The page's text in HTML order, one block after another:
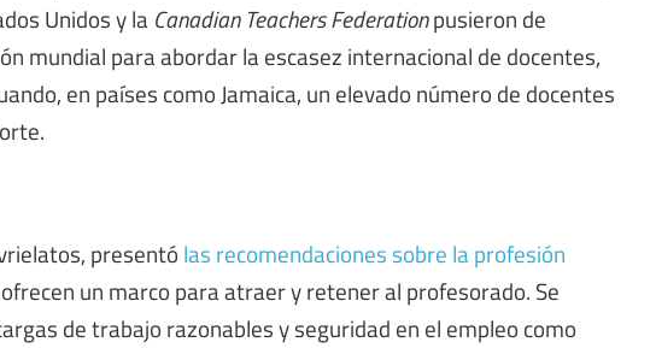
Unidos y la Canadian Teachers Federationpusieron de
mundial para abordar la escasez internacional de docentes,
en países como Jamaica, un elevado número de docentes
presentó las recomendaciones sobre la profesión
un marco para atraer y retener al profesorado. Se
de trabajo razonables y seguridad en el empleo como